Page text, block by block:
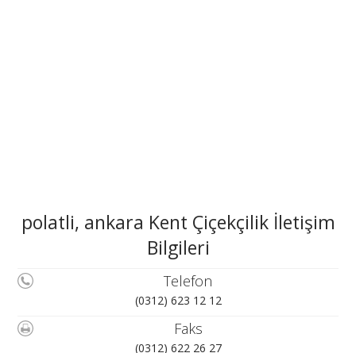
polatli, ankara Kent Çiçekçilik İletişim
Bilgileri
Telefon
(0312) 623 12 12
Faks
(0312) 622 26 27